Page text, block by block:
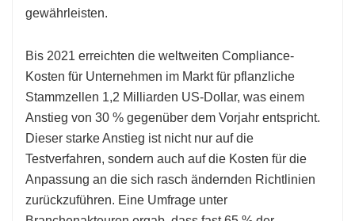
gewährleisten.
Bis 2021 erreichten die weltweiten Compliance-
Kosten für Unternehmen im Markt für pflanzliche
Stammzellen 1,2 Milliarden US-Dollar, was einem
Anstieg von 30 % gegenüber dem Vorjahr entspricht.
Dieser starke Anstieg ist nicht nur auf die
Testverfahren, sondern auch auf die Kosten für die
Anpassung an die sich rasch ändernden Richtlinien
zurückzuführen. Eine Umfrage unter